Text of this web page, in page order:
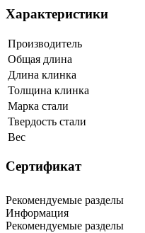
Характеристики
Производитель
Общая длина
Длина клинка
Толщина клинка
Марка стали
Твердость стали
Вес
Сертификат
Рекомендуемые разделы
Информация
Рекомендуемые разделы